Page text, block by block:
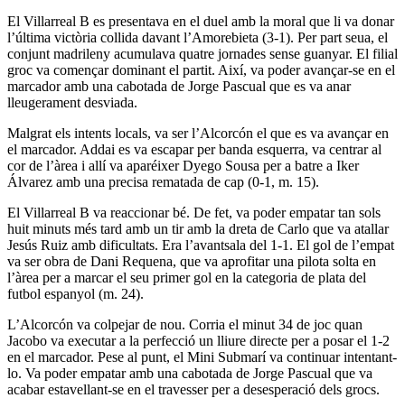
El Villarreal B es presentava en el duel amb la moral que li va donar
l’última victòria collida davant l’Amorebieta (3-1). Per part seua, el
conjunt madrileny acumulava quatre jornades sense guanyar. El filial
groc va començar dominant el partit. Així, va poder avançar-se en el
marcador amb una cabotada de Jorge Pascual que es va anar
lleugerament desviada.
Malgrat els intents locals, va ser l’Alcorcón el que es va avançar en
el marcador. Addai es va escapar per banda esquerra, va centrar al
cor de l’àrea i allí va aparéixer Dyego Sousa per a batre a Iker
Álvarez amb una precisa rematada de cap (0-1, m. 15).
El Villarreal B va reaccionar bé. De fet, va poder empatar tan sols
huit minuts més tard amb un tir amb la dreta de Carlo que va atallar
Jesús Ruiz amb dificultats. Era l’avantsala del 1-1. El gol de l’empat
va ser obra de Dani Requena, que va aprofitar una pilota solta en
l’àrea per a marcar el seu primer gol en la categoria de plata del
futbol espanyol (m. 24).
L’Alcorcón va colpejar de nou. Corria el minut 34 de joc quan
Jacobo va executar a la perfecció un lliure directe per a posar el 1-2
en el marcador. Pese al punt, el Mini Submarí va continuar intentant-
lo. Va poder empatar amb una cabotada de Jorge Pascual que va
acabar estavellant-se en el travesser per a desesperació dels grocs.